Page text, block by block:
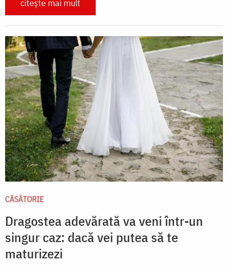
citește mai mult
CĂSĂTORIE
Dragostea adevărată va veni într-un
singur caz: dacă vei putea să te
maturizezi